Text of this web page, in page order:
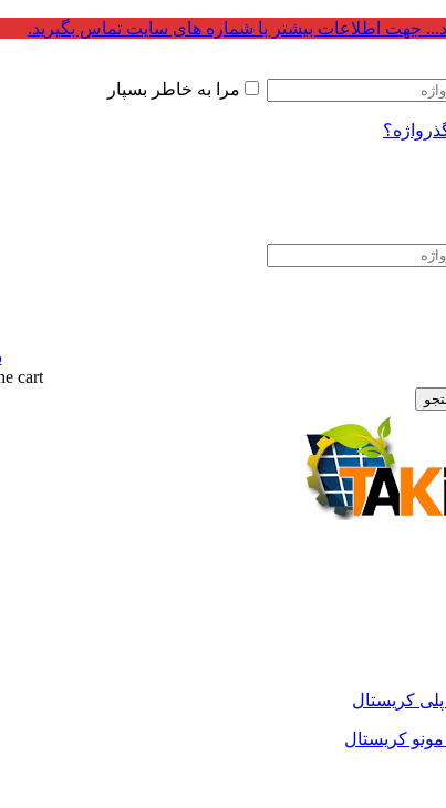
جهت اطلاعات بیشتر با شماره های سایت تماس بگیرید.
مرا به خاطر بسپار
cart.
کریستال
کریستال